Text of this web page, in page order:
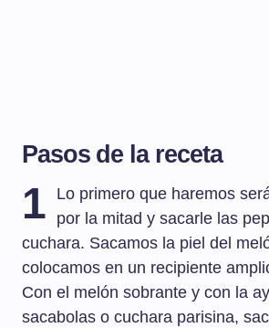
Pasos de la receta
1
Lo primero que haremos
por la mitad y sacarle las
cuchara. Sacamos la piel del
colocamos en un recipiente
Con el melón sobrante y con la
sacabolas o cuchara parisina,